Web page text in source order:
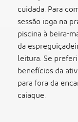
cuidada. Para
sessão ioga na
piscina à beira-
da
leitura. Se
benefícios da
para fora da
caiaque.